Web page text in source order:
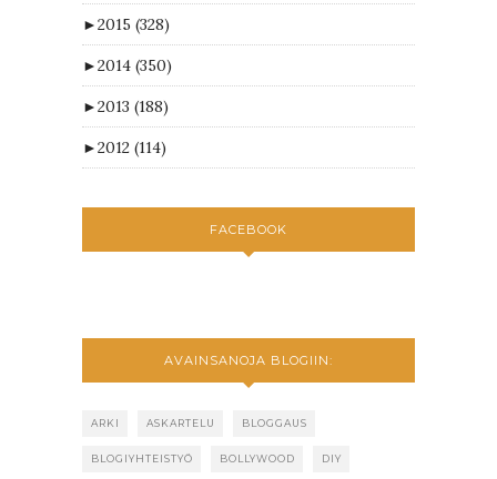
►2015 (328)
►2014 (350)
►2013 (188)
►2012 (114)
FACEBOOK
AVAINSANOJA BLOGIIN:
ARKI ASKARTELU BLOGGAUS
BLOGIYHTEISTYÖ BOLLYWOOD DIY